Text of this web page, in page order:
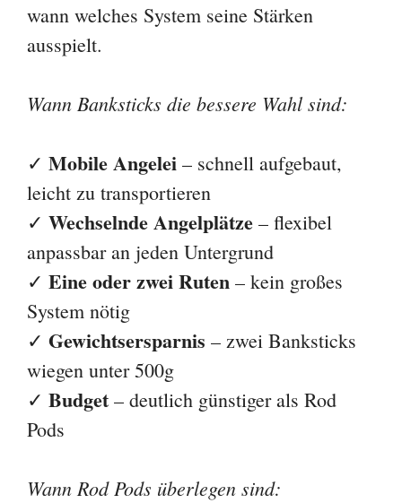
wann welches System seine Stärken
ausspielt.
Wann Banksticks die bessere Wahl sind:
✓ Mobile Angelei – schnell aufgebaut,
leicht zu transportieren
✓ Wechselnde Angelplätze – flexibel
anpassbar an jeden Untergrund
✓ Eine oder zwei Ruten – kein großes
System nötig
✓ Gewichtsersparnis – zwei Banksticks
wiegen unter 500g
✓ Budget – deutlich günstiger als Rod
Pods
Wann Rod Pods überlegen sind: